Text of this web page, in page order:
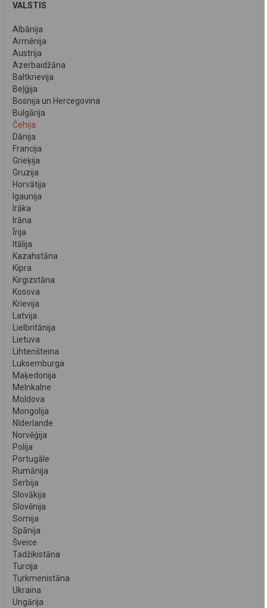
VALSTIS
Albānija
Armēnija
Austrija
Azerbaidžāna
Baltkrievija
Beļģija
Bosnija un Hercegovina
Bulgārija
Čehija
Dānija
Francija
Grieķija
Gruzija
Horvātija
Igaunija
Irāka
Irāna
Īrija
Itālija
Kazahstāna
Kipra
Kirgizstāna
Kosova
Krievija
Latvija
Lielbritānija
Lietuva
Lihtenšteina
Luksemburga
Maķedonija
Melnkalne
Moldova
Mongolija
Nīderlande
Norvēģija
Polija
Portugāle
Rumānija
Serbija
Slovākija
Slovēnija
Somija
Spānija
Šveice
Tadžikistāna
Turcija
Turkmenistāna
Ukraina
Ungārija